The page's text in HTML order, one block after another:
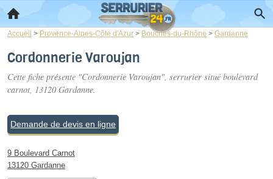
Accueil > Provence-Alpes-Côte d'Azur > Bouches-du-Rhône > Gardanne
Cordonnerie Varoujan
Cette fiche présente "Cordonnerie Varoujan", serrurier situé boulevard
carnot, 13120 Gardanne.
Demande de devis en ligne
9 Boulevard Carnot
13120 Gardanne